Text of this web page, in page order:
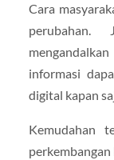
Cara
perubahan.
informasi
digital kapan
Kemudahan